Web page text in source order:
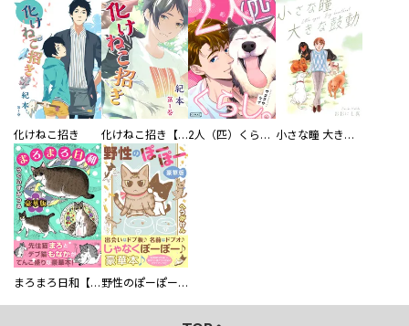
化けねこ招き 化けねこ招き【描きおろし付合冊版】 2人（匹）くらし。 小さな瞳 大きな鼓動
まろまろ日和【豪華版】 野性のぽーぽー【豪華版】